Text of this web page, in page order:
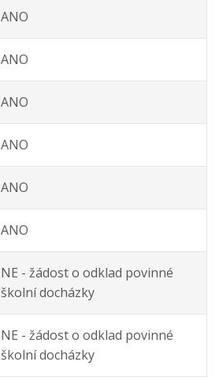
ANO
ANO
ANO
ANO
ANO
ANO
NE - žádost o odklad povinné
školní docházky
NE - žádost o odklad povinné
školní docházky